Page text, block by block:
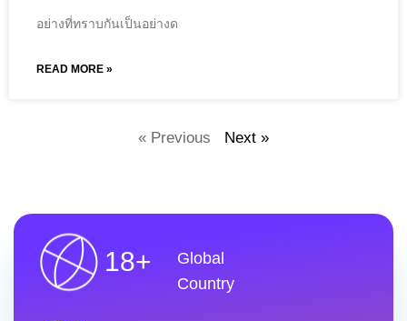
อย่างที่ทราบกันเป็นอย่างด
READ MORE »
« Previous Next »
18+
Global
Country